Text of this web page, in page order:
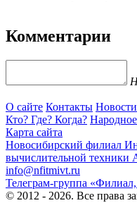
Комментарии
О сайте Контакты Новости
Кто? Где? Когда?
Карта сайта
Новосибирский филиал
вычислительной
info@nfitmivt.ru
Телеграм-группа
© 2012 - 2026. Все права